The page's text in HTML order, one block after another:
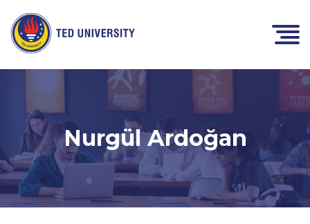
Nurgül Ardoğan